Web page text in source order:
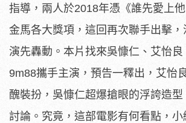
指導，兩人於2018年憑《誰先愛上
金馬各大獎項，這回再次聯手出擊
演先轟動。本片找來吳慷仁、艾怡
9m88攜手主演，預告一釋出，艾怡
醜裝扮，吳慷仁超爆搶眼的浮誇造
討論。究竟，這部電影有何看點，小